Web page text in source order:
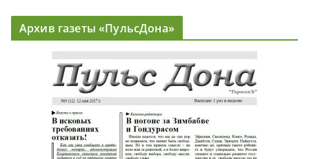
Архив газеты «ПульсДона»